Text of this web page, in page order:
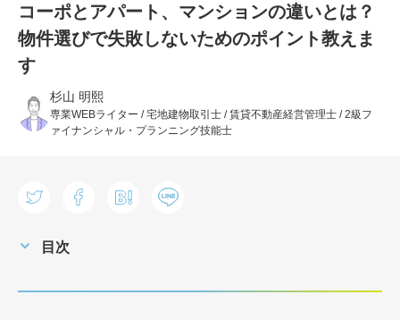
コーポとアパート、マンションの違いとは？
物件選びで失敗しないためのポイント教えま
す
杉山 明熙
専業WEBライター / 宅地建物取引士 / 賃貸不動産経営管理士 / 2級フ
ァイナンシャル・プランニング技能士
目次